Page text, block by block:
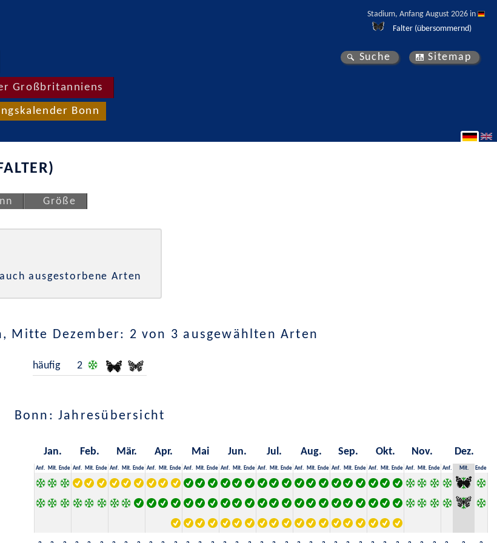
Stadium, Anfang August 2026 in
Falter (übersommernd)
Großbritanniens
Bonn
Suche Sitemap
Größe
ausgestorbene Arten
Mitte Dezember: 2 von 3 ausgewählten Arten
häufig 2
Bonn: Jahresübersicht
Jan. Feb. Mär. Apr. Mai Jun. Jul. Aug. Sep. Okt. Nov. Dez.
Anf. Mit. Ende Anf. Mit. Ende Anf. Mit. Ende Anf. Mit. Ende Anf. Mit. Ende Anf. Mit. Ende Anf. Mit. Ende Anf. Mit. Ende Anf. Mit. Ende Anf. Mit. Ende Anf. Mit. Ende Anf. Mit. Ende